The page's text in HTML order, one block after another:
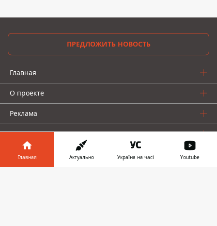
ПРЕДЛОЖИТЬ НОВОСТЬ
Главная
О проекте
Реклама
О нас
Главная Актуально Україна на часі Youtube